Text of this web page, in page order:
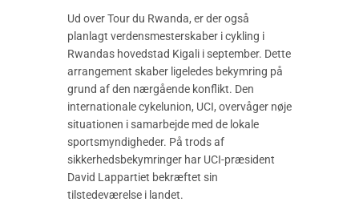
Ud over Tour du Rwanda, er der også
planlagt verdensmesterskaber i cykling i
Rwandas hovedstad Kigali i september. Dette
arrangement skaber ligeledes bekymring på
grund af den nærgående konflikt. Den
internationale cykelunion, UCI, overvåger nøje
situationen i samarbejde med de lokale
sportsmyndigheder. På trods af
sikkerhedsbekymringer har UCI-præsident
David Lappartiet bekræftet sin
tilstedeværelse i landet.